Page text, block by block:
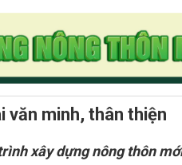
văn minh, thân thiện
xây dựng nông thôn